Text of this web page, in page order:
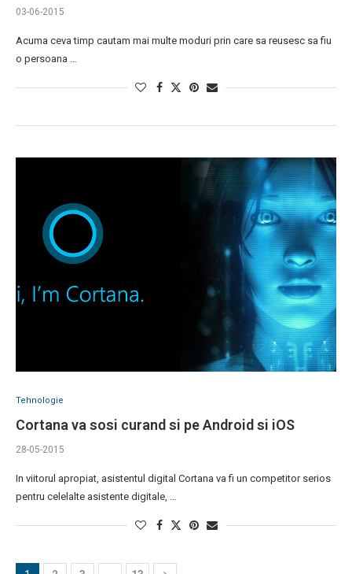
03-06-2015
Acuma ceva timp cautam mai multe moduri prin care sa reusesc sa fiu
o persoana …
Tehnologie
Cortana va sosi curand si pe Android si iOS
28-05-2015
In viitorul apropiat, asistentul digital Cortana va fi un competitor serios
pentru celelalte asistente digitale, …